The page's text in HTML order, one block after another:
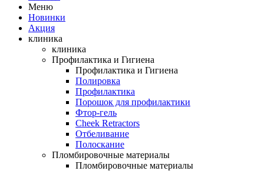
Меню
Новинки
Акция
клиника
клиника
Профилактика и Гигиена
Профилактика и Гигиена
Полировка
Профилактика
Порошок для профилактики
Фтор-гель
Cheek Retractors
Отбеливание
Полоскание
Пломбировочные материалы
Пломбировочные материалы